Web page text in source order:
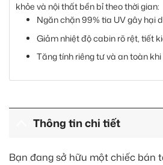
khỏe và nội thất bền bỉ theo thời gian:
Ngăn chặn 99% tia UV gây hại
Giảm nhiệt độ cabin rõ rệt, tiết
Tăng tính riêng tư và an toàn khi
Thông tin chi tiết
Bạn đang sở hữu một chiếc bán